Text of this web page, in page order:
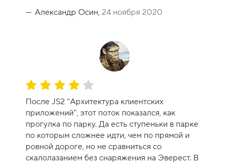
Александр Осин, 24 ноября 2020
О
ц
е
н
к
а
к
После JS2 "Архитектура клиентских
приложений", этот поток показался, как
прогулка по парку. Да есть ступеньки в парке
по которым сложнее идти, чем по прямой и
ровной дороге, но не сравниться со
скалолазанием без снаряжения на Эверест. В